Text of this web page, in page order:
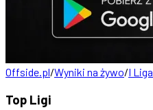
Offside.pl/Wyniki na żywo/I Liga
Top Ligi